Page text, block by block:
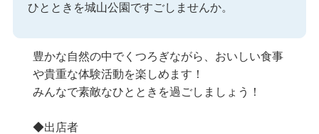
ひとときを城山公園ですごしませんか。
豊かな自然の中でくつろぎながら、おいしい食事
や貴重な体験活動を楽しめます！
みんなで素敵なひとときを過ごしましょう！
◆出店者